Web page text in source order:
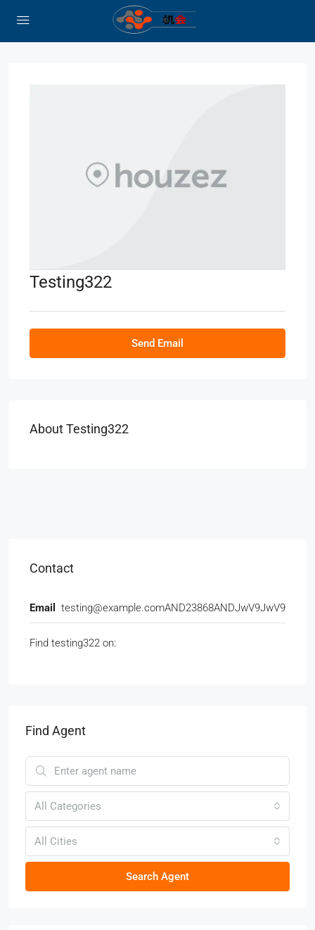
Testing322
Send Email
About Testing322
Contact
Email testing@example.comAND23868ANDJwV9JwV9
Find testing322 on:
Find Agent
All Categories
All Cities
Search Agent